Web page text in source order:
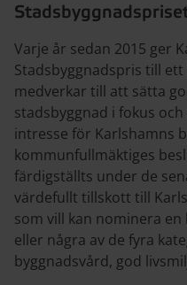
Varje år sedan 2015 ger
Stadsbyggnadspris till
medverkar till att sätta
stadsbyggnad i fokus
intresse för Karlshamns
kommunfullmäktiges
färdigställts under de
värdefullt tillskott till
som vill kan nominera
eller några av de fyra
byggnadsvård, god